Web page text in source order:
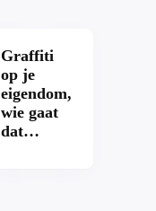
Graffiti
op je
eigendom,
wie gaat
dat